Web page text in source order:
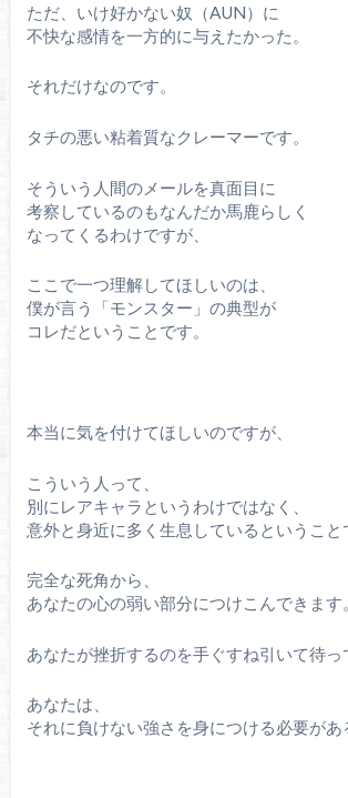
ただ、いけ好かない奴（AUN）に
不快な感情を一方的に与えたかった。
それだけなのです。
タチの悪い粘着質なクレーマーです。
そういう人間のメールを真面目に
考察しているのもなんだか馬鹿らしく
なってくるわけですが、
ここで一つ理解してほしいのは、
僕が言う「モンスター」の典型が
コレだということです。
本当に気を付けてほしいのですが、
こういう人って、
別にレアキャラというわけではなく、
意外と身近に多く生息しているということ
完全な死角から、
あなたの心の弱い部分につけこんできます。
あなたが挫折するのを手ぐすね引いて待っ
あなたは、
それに負けない強さを身につける必要があ